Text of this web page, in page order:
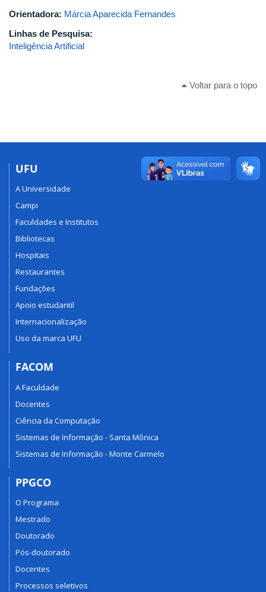
Orientadora: Márcia Aparecida Fernandes
Linhas de Pesquisa:
Inteligência Artificial
Voltar para o topo
UFU
A Universidade
Campi
Faculdades e Institutos
Bibliotecas
Hospitais
Restaurantes
Fundações
Apoio estudantil
Internacionalização
Uso da marca UFU
FACOM
A Faculdade
Docentes
Ciência da Computação
Sistemas de Informação - Santa Mônica
Sistemas de Informação - Monte Carmelo
PPGCO
O Programa
Mestrado
Doutorado
Pós-doutorado
Docentes
Processos seletivos